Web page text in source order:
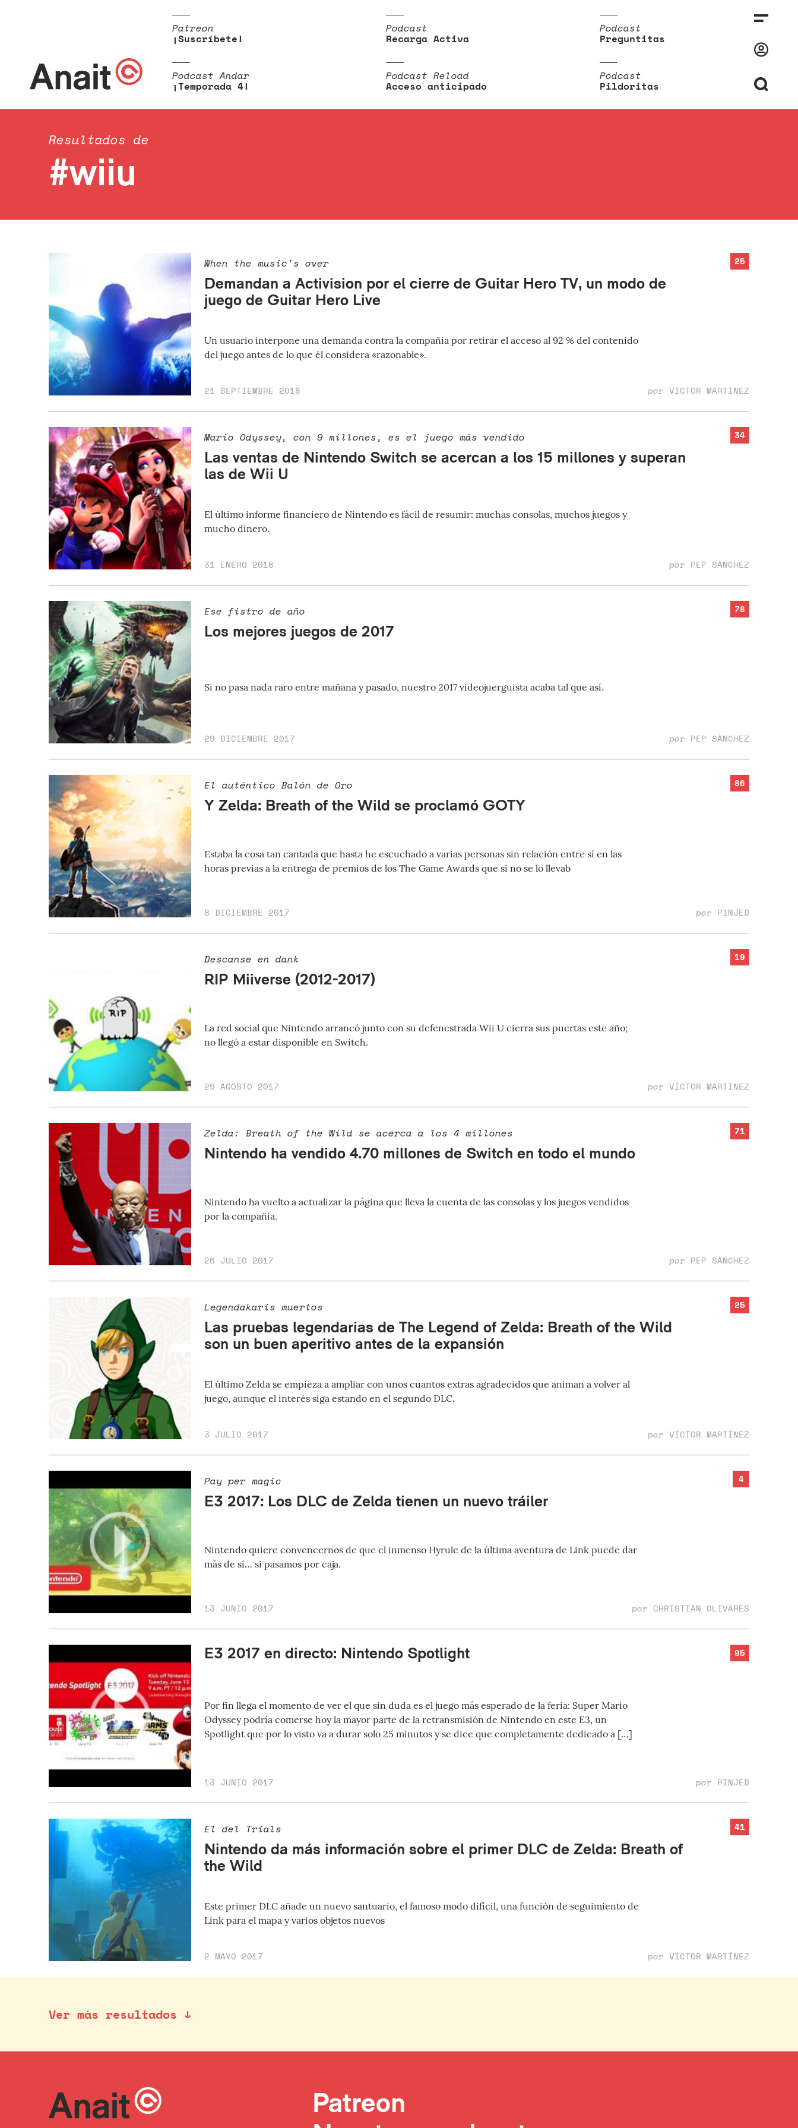
Patreon
¡Suscríbete!
Podcast
Recarga Activa
Podcast
Preguntitas
Podcast Andar
¡Temporada 4!
Podcast Reload
Acceso anticipado
Podcast
Pildoritas
Resultados de
#wiiu
25
When the music's over
Demandan a Activision por el cierre de Guitar Hero TV, un modo de
juego de Guitar Hero Live
Un usuario interpone una demanda contra la compañía por retirar el acceso al 92 % del contenido
del juego antes de lo que él considera «razonable».
21 SEPTIEMBRE 2018 por VÍCTOR MARTÍNEZ
34
Mario Odyssey, con 9 millones, es el juego más vendido
Las ventas de Nintendo Switch se acercan a los 15 millones y superan
las de Wii U
El último informe financiero de Nintendo es fácil de resumir: muchas consolas, muchos juegos y
mucho dinero.
31 ENERO 2018 por PEP SÀNCHEZ
78
Ese fistro de año
Los mejores juegos de 2017
Si no pasa nada raro entre mañana y pasado, nuestro 2017 videojuerguista acaba tal que así.
29 DICIEMBRE 2017 por PEP SÀNCHEZ
86
El auténtico Balón de Oro
Y Zelda: Breath of the Wild se proclamó GOTY
Estaba la cosa tan cantada que hasta he escuchado a varias personas sin relación entre sí en las
horas previas a la entrega de premios de los The Game Awards que si no se lo llevab
8 DICIEMBRE 2017 por PINJED
19
Descanse en dank
RIP Miiverse (2012-2017)
La red social que Nintendo arrancó junto con su defenestrada Wii U cierra sus puertas este año;
no llegó a estar disponible en Switch.
29 AGOSTO 2017 por VÍCTOR MARTÍNEZ
71
Zelda: Breath of the Wild se acerca a los 4 millones
Nintendo ha vendido 4.70 millones de Switch en todo el mundo
Nintendo ha vuelto a actualizar la página que lleva la cuenta de las consolas y los juegos vendidos
por la compañía.
26 JULIO 2017 por PEP SÀNCHEZ
25
Legendakaris muertos
Las pruebas legendarias de The Legend of Zelda: Breath of the Wild
son un buen aperitivo antes de la expansión
El último Zelda se empieza a ampliar con unos cuantos extras agradecidos que animan a volver al
juego, aunque el interés siga estando en el segundo DLC.
3 JULIO 2017 por VÍCTOR MARTÍNEZ
4
Pay per magic
E3 2017: Los DLC de Zelda tienen un nuevo tráiler
Nintendo quiere convencernos de que el inmenso Hyrule de la última aventura de Link puede dar
más de sí… si pasamos por caja.
13 JUNIO 2017 por CHRISTIAN OLIVARES
95
E3 2017 en directo: Nintendo Spotlight
Por fin llega el momento de ver el que sin duda es el juego más esperado de la feria: Super Mario
Odyssey podría comerse hoy la mayor parte de la retransmisión de Nintendo en este E3, un
Spotlight que por lo visto va a durar solo 25 minutos y se dice que completamente dedicado a […]
13 JUNIO 2017 por PINJED
41
El del Trials
Nintendo da más información sobre el primer DLC de Zelda: Breath of
the Wild
Este primer DLC añade un nuevo santuario, el famoso modo difícil, una función de seguimiento de
Link para el mapa y varios objetos nuevos
2 MAYO 2017 por VÍCTOR MARTÍNEZ
Ver más resultados ↓
Patreon